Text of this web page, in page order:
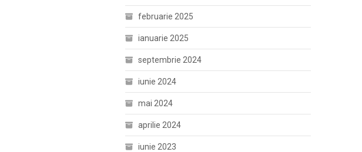
februarie 2025
ianuarie 2025
septembrie 2024
iunie 2024
mai 2024
aprilie 2024
iunie 2023